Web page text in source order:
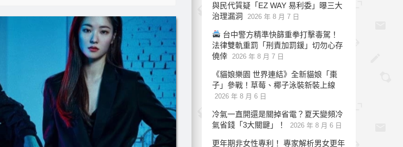
與民代質疑「EZ WAY 易利委」曝三大
治理漏洞
2026 年 8 月 7 日
台中警方精準快篩重拳打擊毒駕！
法律雙軌重罰「刑責加罰鍰」切勿心存
僥倖
2026 年 8 月 7 日
《貓娘樂園 世界連結》全新貓娘「棗
子」參戰！草莓、椰子泳裝新裝上線
2026 年 8 月 6 日
冷氣一直開還是關掉省電？夏天變頻冷
氣省錢「3大關鍵」！
2026 年 8 月 6 日
更年期非女性專利！ 專家解析男女更年